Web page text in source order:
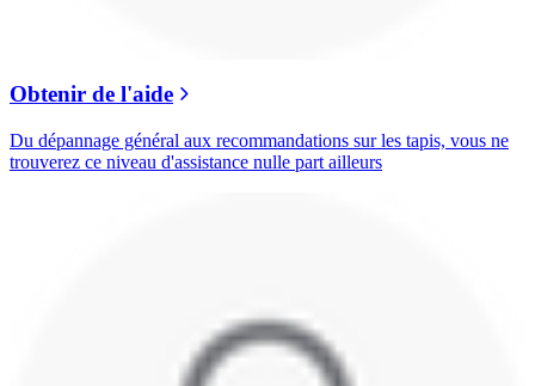
Obtenir de l'aide
Du dépannage général aux recommandations sur les tapis, vous ne
trouverez ce niveau d'assistance nulle part ailleurs